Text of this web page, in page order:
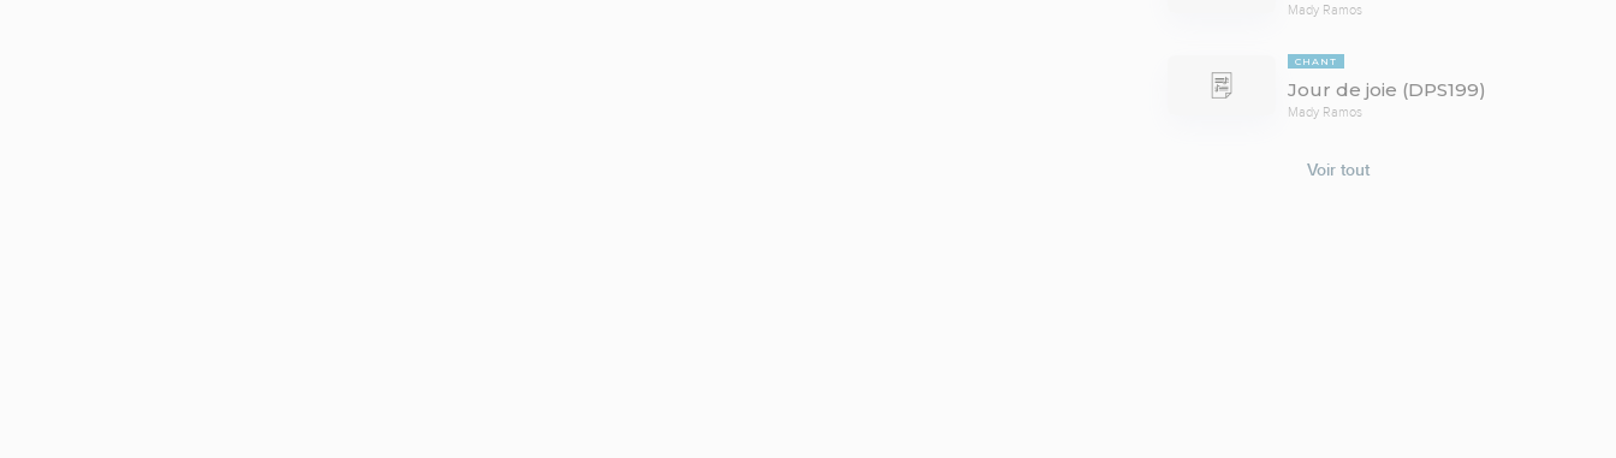
Mady Ramos
CHANT
Jour de joie (DPS199)
Mady Ramos
Voir tout